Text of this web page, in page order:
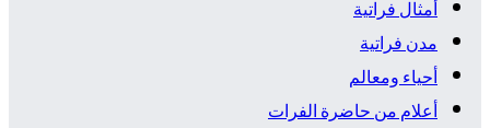
أمثال فراتية
مدن فراتية
أحياء ومعالم
أعلام من حاضرة الفرات